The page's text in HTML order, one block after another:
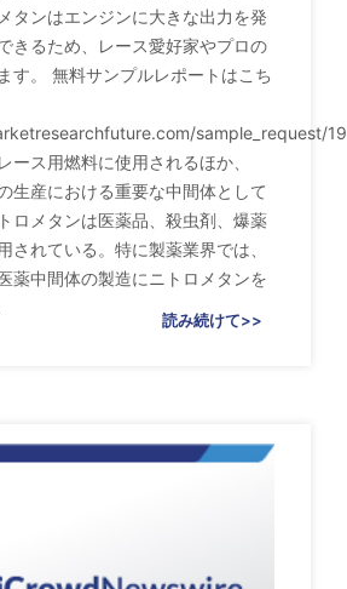
タンはエンジンに大きな出力を発
きるため、レース愛好家やプロの
す。 無料サンプルレポートはこち
sample_request/
ース用燃料に使用されるほか、
生産における重要な中間体として
ロメタンは医薬品、殺虫剤、爆薬
されている。特に製薬業界では、
薬中間体の製造にニトロメタンを
読み続けて>>